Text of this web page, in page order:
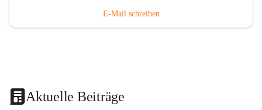
E-Mail schreiben
Aktuelle Beiträge